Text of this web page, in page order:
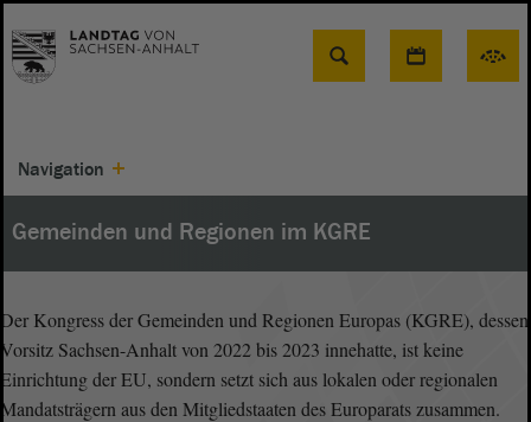
Suche
Navigation
Gemeinden und Regionen im KGRE
Der Kongress der Gemeinden und Regionen Europas (KGRE), dessen
Vorsitz Sachsen-Anhalt von 2022 bis 2023 innehatte, ist keine
Einrichtung der EU, sondern setzt sich aus lokalen oder regionalen
Mandatsträgern aus den Mitgliedstaaten des Europarats zusammen.